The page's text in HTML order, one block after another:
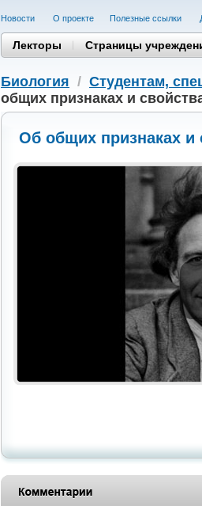
Новости О проекте Полезные cсылки
Лекторы Страницы
Биология / Студентам,
общих признаках и
Об общих признаках и